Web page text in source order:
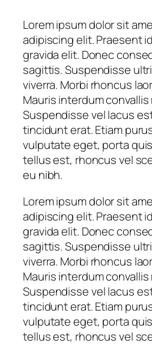
Lorem ipsum dolor sit
adipiscing elit. Praesent
gravida elit. Donec
sagittis. Suspendisse
viverra. Morbi rhoncus
Mauris interdum
Suspendisse vel lacus
tincidunt erat. Etiam
vulputate eget, porta
tellus est, rhoncus vel
eu nibh.
Lorem ipsum dolor sit
adipiscing elit. Praesent
gravida elit. Donec
sagittis. Suspendisse
viverra. Morbi rhoncus
Mauris interdum
Suspendisse vel lacus
tincidunt erat. Etiam
vulputate eget, porta
tellus est, rhoncus vel